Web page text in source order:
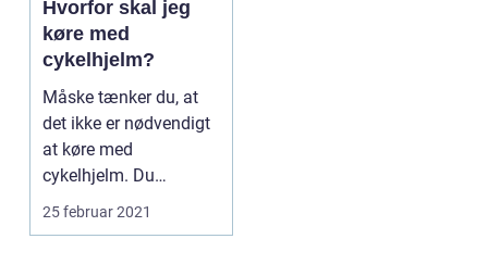
Hvorfor skal jeg
køre med
cykelhjelm?
Måske tænker du, at
det ikke er nødvendigt
at køre med
cykelhjelm. Du
overlevede trods alt din
25 februar 2021